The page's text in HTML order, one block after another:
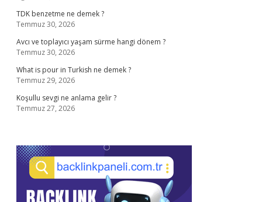
TDK benzetme ne demek ?
Temmuz 30, 2026
Avcı ve toplayıcı yaşam sürme hangi dönem ?
Temmuz 30, 2026
What is pour in Turkish ne demek ?
Temmuz 29, 2026
Koşullu sevgi ne anlama gelir ?
Temmuz 27, 2026